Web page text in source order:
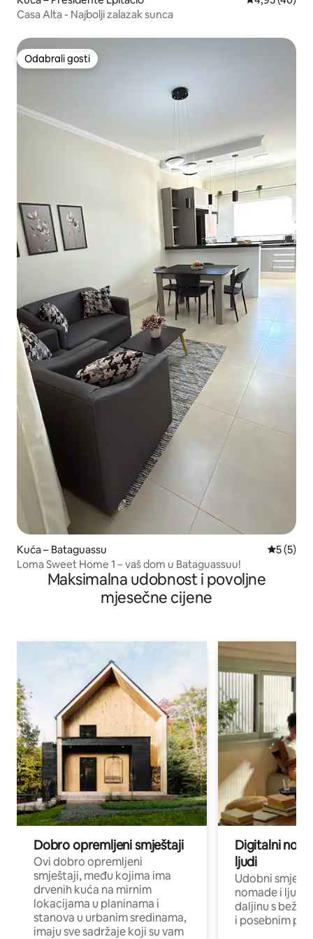
Casa Alta - Najbolji zalazak sunca
Odabrali gosti
Odabrali gosti
Kuća – Bataguassu
5 (5)
Loma Sweet Home 1 – vaš dom u Bataguassuu!
Maksimalna udobnost i povoljne
mjesečne cijene
Dobro opremljeni smještaji
Ovi dobro opremljeni
smještaji, među kojima ima
drvenih kuća na mirnim
lokacijama u planinama i
stanova u urbanim sredinama,
imaju sve sadržaje koji su vam
Digitalni
ljudi
Udobni
nomade i ljude
daljinu s
i posebnim